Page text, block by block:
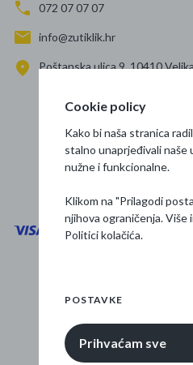
072 07 07 07
info@zutiklik.hr
Poštanska ulica 9, 10410
Prati
Osnovne
© 2026
Cookie policy
Kako bi naša stranica
stalno unaprjeđivali
nužne i funkcionalne.
Klikom na "Prilagodi
njihova ograničenja.
Politici kolačića.
POSTAVKE
Prihvaćam sve